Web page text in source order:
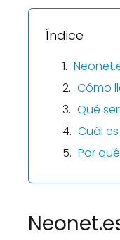
Índice
Cómo
Qué
Cuál
Por